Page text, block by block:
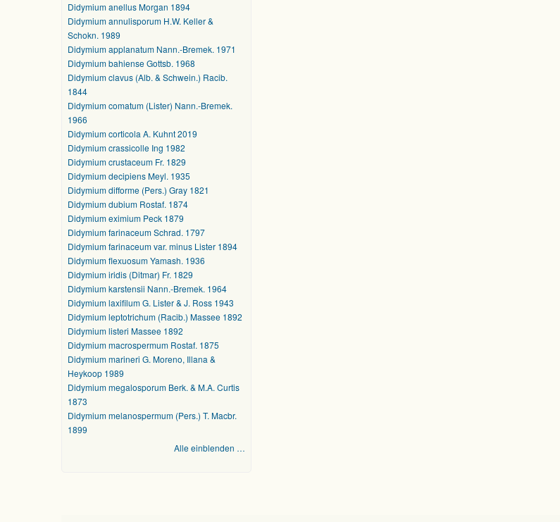
Didymium anellus Morgan 1894
Didymium annulisporum H.W. Keller &
Schokn. 1989
Didymium applanatum Nann.-Bremek. 1971
Didymium bahiense Gottsb. 1968
Didymium clavus (Alb. & Schwein.) Racib.
1844
Didymium comatum (Lister) Nann.-Bremek.
1966
Didymium corticola A. Kuhnt 2019
Didymium crassicolle Ing 1982
Didymium crustaceum Fr. 1829
Didymium decipiens Meyl. 1935
Didymium difforme (Pers.) Gray 1821
Didymium dubium Rostaf. 1874
Didymium eximium Peck 1879
Didymium farinaceum Schrad. 1797
Didymium farinaceum var. minus Lister 1894
Didymium flexuosum Yamash. 1936
Didymium iridis (Ditmar) Fr. 1829
Didymium karstensii Nann.-Bremek. 1964
Didymium laxifilum G. Lister & J. Ross 1943
Didymium leptotrichum (Racib.) Massee 1892
Didymium listeri Massee 1892
Didymium macrospermum Rostaf. 1875
Didymium marineri G. Moreno, Illana &
Heykoop 1989
Didymium megalosporum Berk. & M.A. Curtis
1873
Didymium melanospermum (Pers.) T. Macbr.
1899
Alle einblenden …